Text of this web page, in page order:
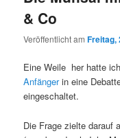
& Co
Veröffentlicht amFreitag,
Eine Weile her hatte
Anfängerin eine
eingeschaltet.
Die Frage zielte darauf